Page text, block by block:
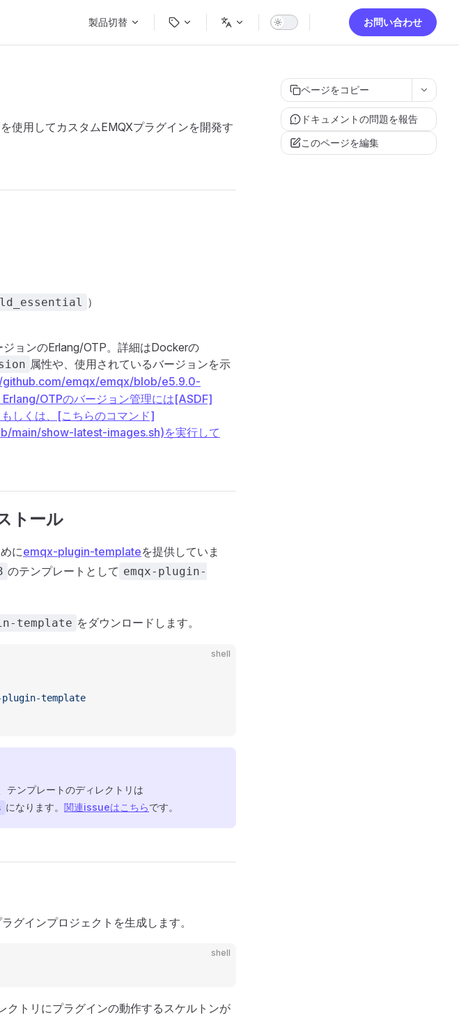
製品切替 お問い合わせ
ページをコピー
ドキュメントの問題を報告
このページを編集
使用してカスタムEMQXプラグインを開発す
）
ョンのErlang/OTP。詳細はDockerの
属性や、使用されているバージョンを示
github.com/emqx/emqx/blob/e5.9.0-
OTPのバージョン管理には[ASDF]
しくは、[こちらのコマンド]
show-latest-images.sh)を実行して
トール
にemqx-plugin-templateを提供していま
のテンプレートとして emqx-plugin-
template をダウンロードします。
shell
plugin-template
テンプレートのディレクトリは
になります。 関連issueはこちらです。
グインプロジェクトを生成します。
shell
クトリにプラグインの動作するスケルトンが